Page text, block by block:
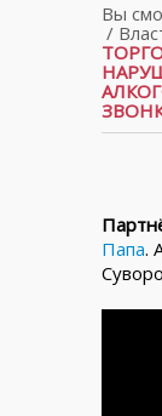
Вы
/
Папа.